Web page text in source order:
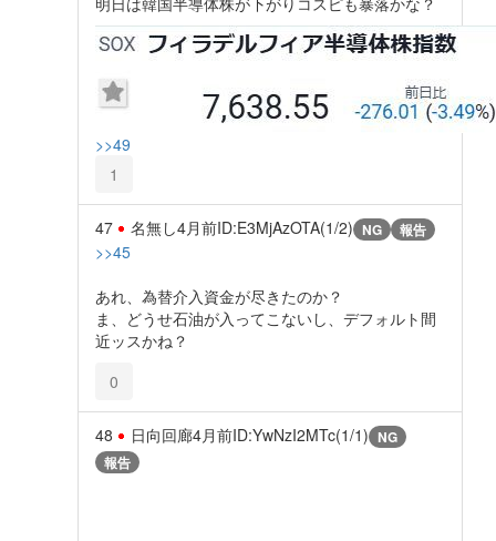
>>49
1
47 名無し4月前ID:E3MjAzOTA(1/2) NG 報告
>>45
あれ、為替介入資金が尽きたのか？
ま、どうせ石油が入ってこないし、デフォルト間
近ッスかね？
0
48 日向回廊4月前ID:YwNzI2MTc(1/1) NG
報告